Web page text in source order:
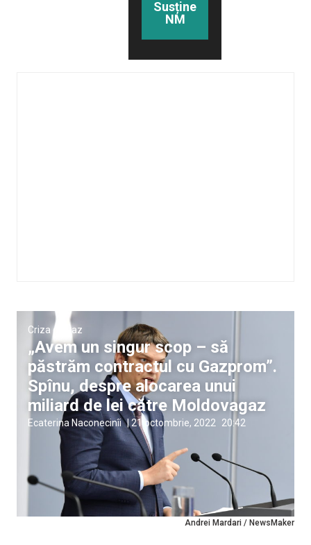
Susține
NM
Andrei Mardari / NewsMaker
Criza de gaz
„Avem un singur scop – să
păstrăm contractul cu Gazprom”.
Spînu, despre alocarea unui
miliard de lei către Moldovagaz
Ecaterina Naconecinîi | 21 octombrie, 2022 20:42